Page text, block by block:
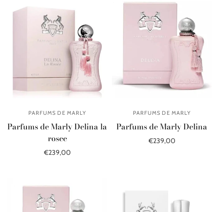
PARFUMS DE MARLY
Parfums de Marly Delina la
rosee
€239,00
PARFUMS DE MARLY
Parfums de Marly Delina
€239,00